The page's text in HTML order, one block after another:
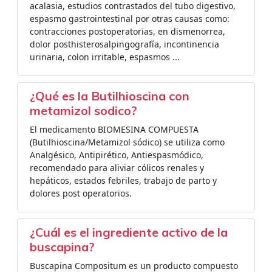
acalasia, estudios contrastados del tubo digestivo,
espasmo gastrointestinal por otras causas como:
contracciones postoperatorias, en dismenorrea,
dolor posthisterosalpingografía, incontinencia
urinaria, colon irritable, espasmos ...
¿Qué es la Butilhioscina con
metamizol sodico?
El medicamento BIOMESINA COMPUESTA
(Butilhioscina/Metamizol sódico) se utiliza como
Analgésico, Antipirético, Antiespasmódico,
recomendado para aliviar cólicos renales y
hepáticos, estados febriles, trabajo de parto y
dolores post operatorios.
¿Cuál es el ingrediente activo de la
buscapina?
Buscapina Compositum es un producto compuesto